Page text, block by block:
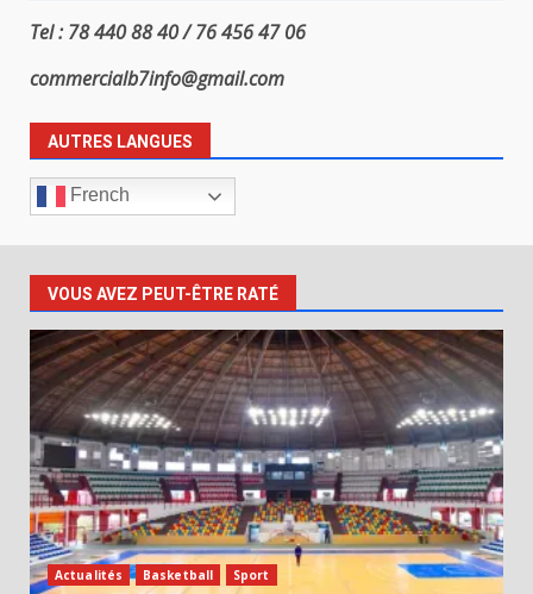
Tel : 78 440 88 40 / 76 456 47 06
commercialb7info@gmail.com
AUTRES LANGUES
French
VOUS AVEZ PEUT-ÊTRE RATÉ
Actualités Basketball Sport